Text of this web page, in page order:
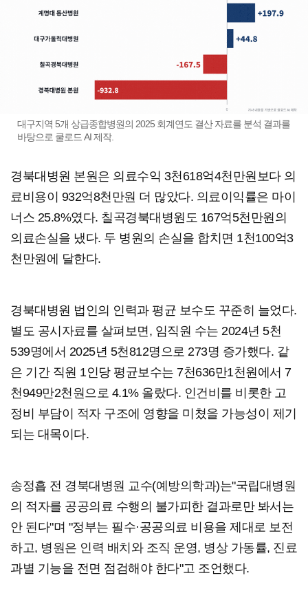
대구지역 5개 상급종합병원의 2025 회계연도 결산 자료를 분석 결과를
바탕으로 쿨로드 AI 제작.
경북대병원 본원은 의료수익 3천618억4천만원보다 의
료비용이 932억8천만원 더 많았다. 의료이익률은 마이
너스 25.8%였다. 칠곡경북대병원도 167억5천만원의
의료손실을 냈다. 두 병원의 손실을 합치면 1천100억3
천만원에 달한다.
경북대병원 법인의 인력과 평균 보수도 꾸준히 늘었다.
별도 공시자료를 살펴보면, 임직원 수는 2024년 5천
539명에서 2025년 5천812명으로 273명 증가했다. 같
은 기간 직원 1인당 평균보수는 7천636만1천원에서 7
천949만2천원으로 4.1% 올랐다. 인건비를 비롯한 고
정비 부담이 적자 구조에 영향을 미쳤을 가능성이 제기
되는 대목이다.
송정흡 전 경북대병원 교수(예방의학과)는"국립대병원
의 적자를 공공의료 수행의 불가피한 결과로만 봐서는
안 된다"며 "정부는 필수·공공의료 비용을 제대로 보전
하고, 병원은 인력 배치와 조직 운영, 병상 가동률, 진료
과별 기능을 전면 점검해야 한다"고 조언했다.